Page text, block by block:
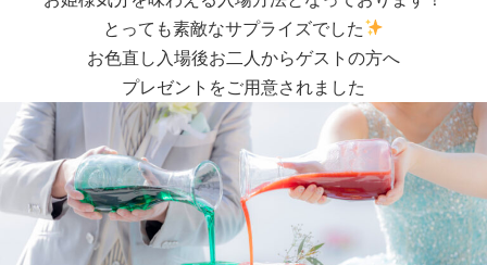
とっても素敵なサプライズでした
お色直し入場後お二人からゲストの方へ
プレゼントをご用意されました